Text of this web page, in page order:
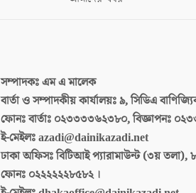
সম্পাদকঃএম এ মালেক
বার্তা ও সম্পাদকীয় কার্যালয়ঃ৯, সিডিএ
ফোনঃ বার্তাঃ ০২৩৩৩৩৬২৩৮০, বিজ্ঞাপনঃ
ই-মেইলঃazadi@dainikazadi.net
ঢাকা অফিসঃবিটিআই প্যারামাউন্ট (৩য় তলা),
ফোনঃ ০২২২২২২৮৫৮২ ।